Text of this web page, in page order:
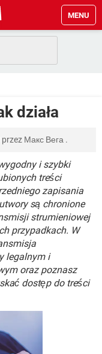
MENU
działa
przez Макс Вега .
i szybki
treści
zapisania
są chronione
strumieniowej
przypadkach. W
legalnym i
oraz poznasz
dostęp do treści